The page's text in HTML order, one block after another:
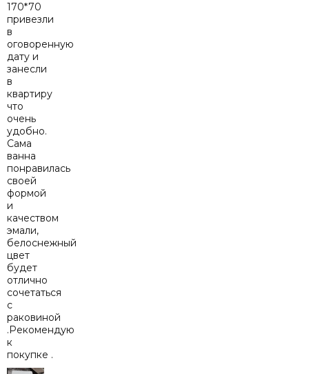
170*70
привезли
в
оговоренную
дату и
занесли
в
квартиру
что
очень
удобно.
Сама
ванна
понравилась
своей
формой
и
качеством
эмали,
белоснежный
цвет
будет
отлично
сочетаться
с
раковиной
.Рекомендую
к
покупке .